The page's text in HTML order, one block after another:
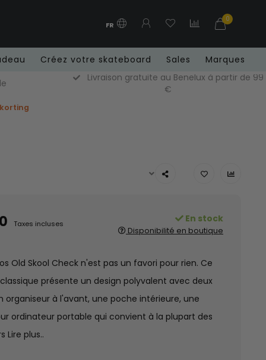
FR
0
Créez votre skateboard Sales
Marques
Livraison gratuite au Benelux à partir de 99
€
Taxes incluses En stock
Disponibilité en boutique
Old Skool Check n'est pas un favori pour rien. Ce
présente un design polyvalent avec deux
organiseur à l'avant, une poche intérieure, une
ordinateur portable qui convient à la plupart des
Lire plus..